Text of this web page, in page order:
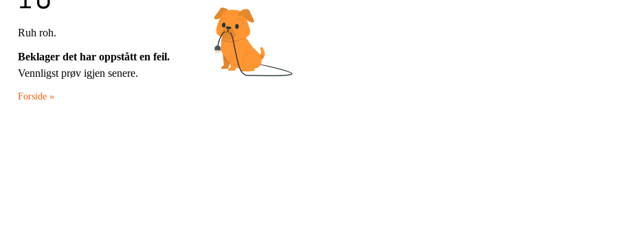
Ruh roh.
Beklager det har oppstått en feil.
Vennligst prøv igjen senere.
Forside »